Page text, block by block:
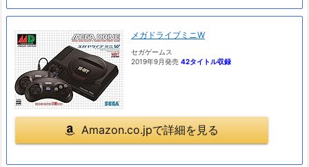
メガドライブミニW
セガゲームス
2019年9月発売 42タイトル収録
Amazon.co.jpで詳細を見る